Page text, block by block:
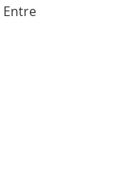
Entre